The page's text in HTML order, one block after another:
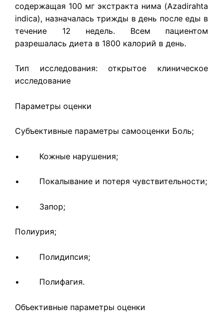
содержащая 100 мг эк­стракта нима (Azadirahta
indica), назначалась трижды в день после еды в
течение 12 недель. Всем пациентом
разрешалась диета в 1800 калорий в день.
Тип исследования: открытое клиническое
исследование
Параметры оценки
Субъективные параметры самооценки Боль;
• Кожные нарушения;
• Покалывание и потеря чувствительности;
• Запор;
Полиурия;
• Полидипсия;
• Полифагия.
Объективные параметры оценки